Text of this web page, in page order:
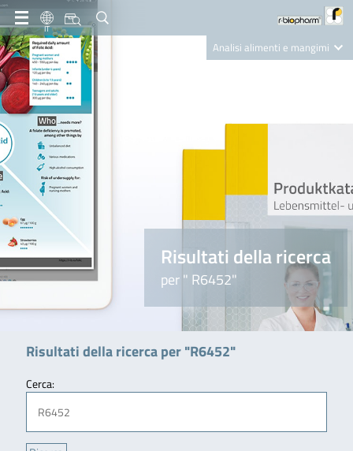
IT
Analisi alimenti e mangimi
Nutrition Care
Risultati della ricerca
per " R6452"
Risultati della ricerca per "R6452"
Cerca: